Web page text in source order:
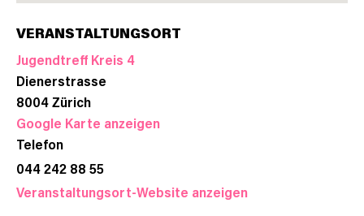
VERANSTALTUNGSORT
Jugendtreff Kreis 4
Dienerstrasse
8004Zürich
Google Karte anzeigen
Telefon
044 242 88 55
Veranstaltungsort-Website anzeigen